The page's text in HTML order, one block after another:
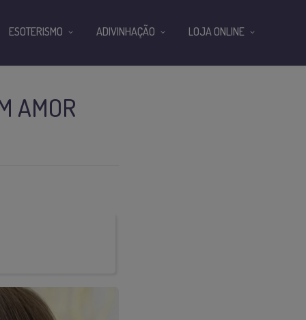
AMOR
ESOTERISMO ADIVINHAÇÃO LOJA ONLINE